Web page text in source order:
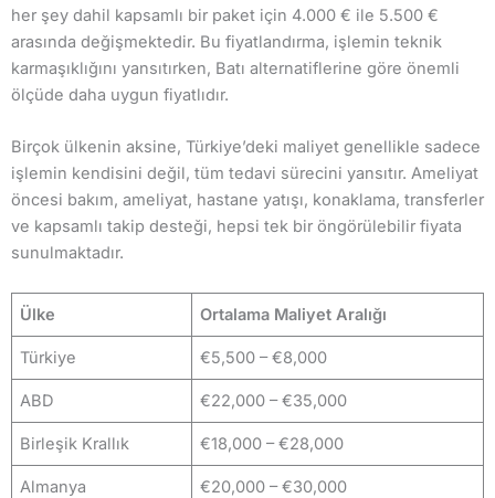
her şey dahil kapsamlı bir paket için 4.000 € ile 5.500 €
arasında değişmektedir. Bu fiyatlandırma, işlemin teknik
karmaşıklığını yansıtırken, Batı alternatiflerine göre önemli
ölçüde daha uygun fiyatlıdır.
Birçok ülkenin aksine, Türkiye’deki maliyet genellikle sadece
işlemin kendisini değil, tüm tedavi sürecini yansıtır. Ameliyat
öncesi bakım, ameliyat, hastane yatışı, konaklama, transferler
ve kapsamlı takip desteği, hepsi tek bir öngörülebilir fiyata
sunulmaktadır.
Ülke Ortalama Maliyet Aralığı
Türkiye €5,500 – €8,000
ABD €22,000 – €35,000
Birleşik Krallık €18,000 – €28,000
Almanya €20,000 – €30,000